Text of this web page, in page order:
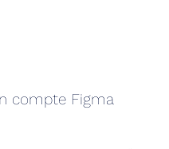
compte Figma